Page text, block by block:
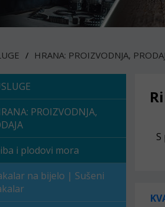
HRANA: PROIZVODNJA,
PROIZVODNJA,
i plodovi mora
na bijelo | Sušeni